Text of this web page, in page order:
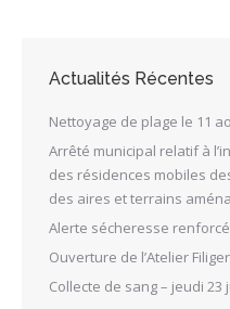
Actualités Récentes
Nettoyage de plage le 11
Arrêté municipal relatif à
des résidences mobiles
des aires et terrains
Alerte sécheresse
Ouverture de l’Atelier
Collecte de sang – jeudi 23